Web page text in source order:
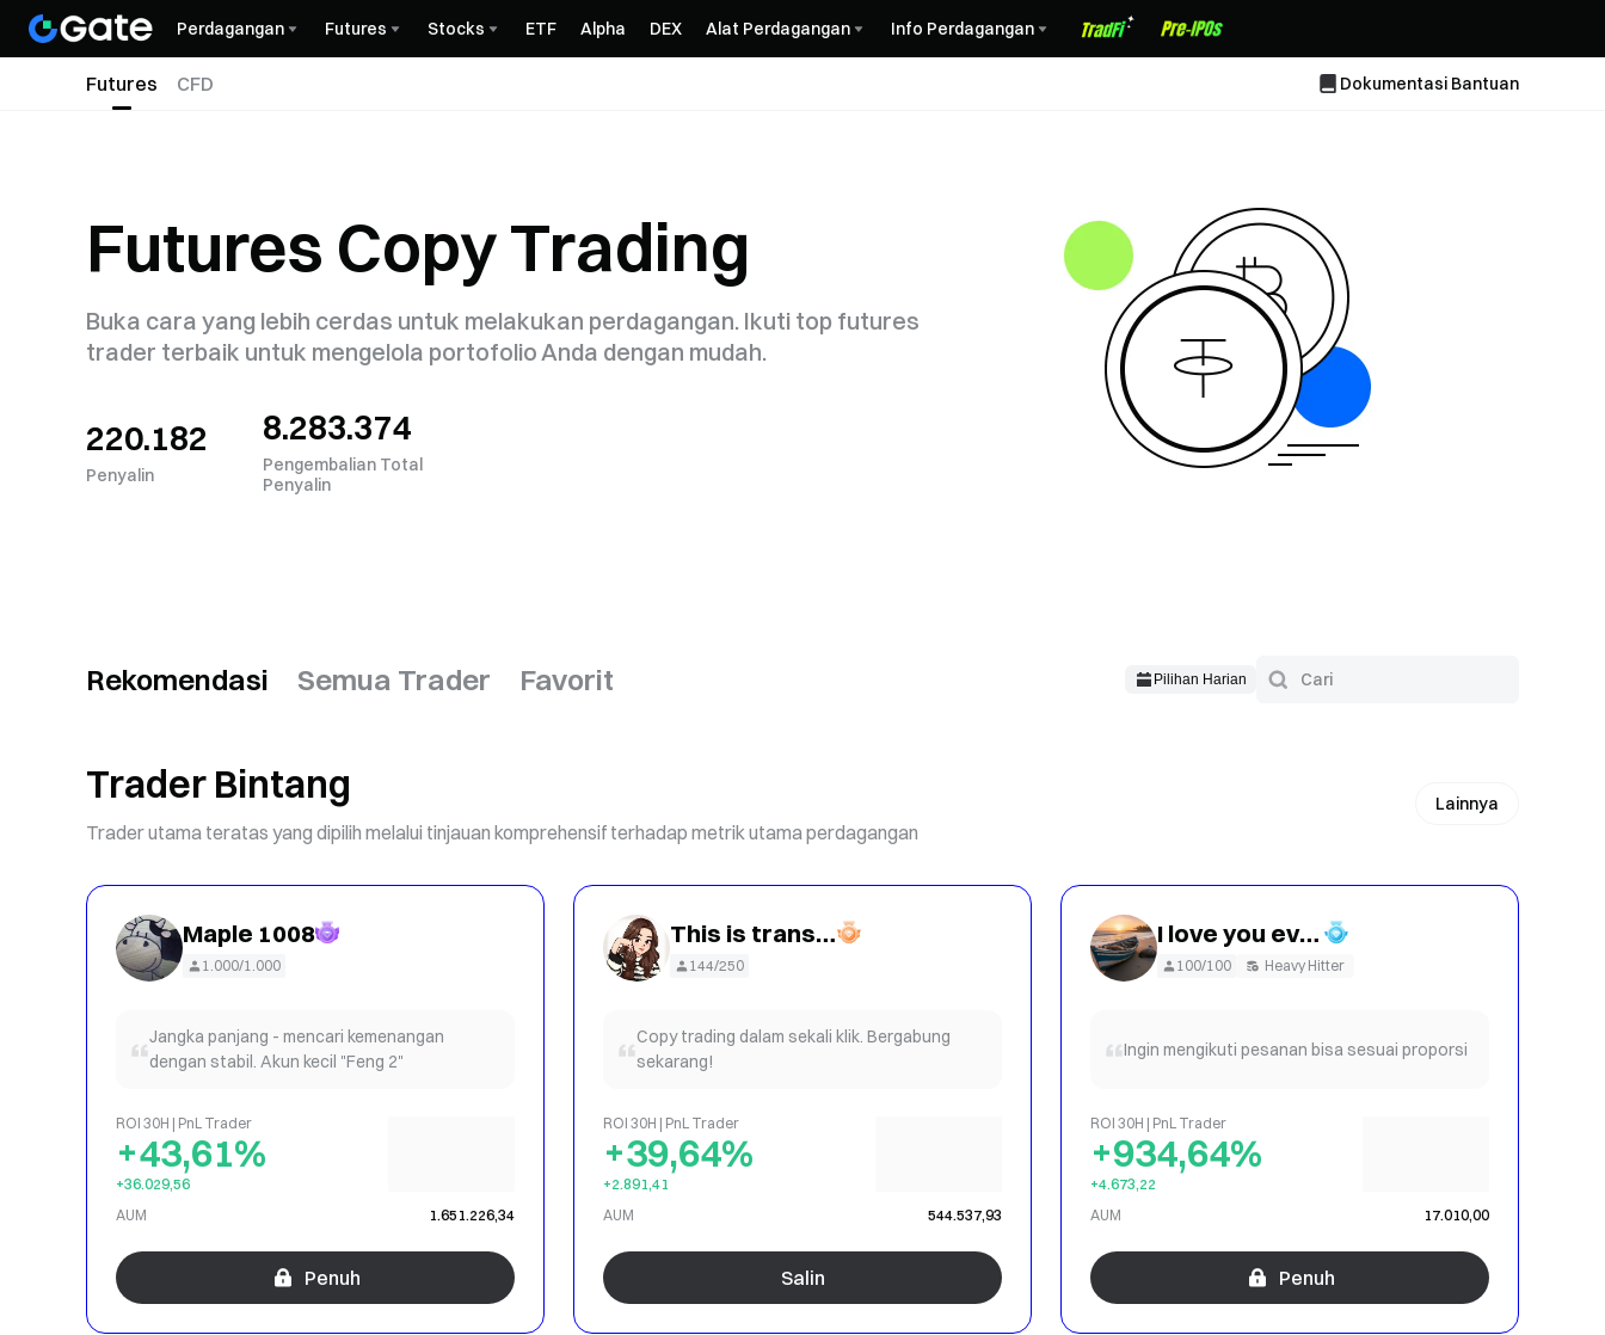
Perdagangan Futures Stocks ETF Alpha DEX Alat Perdagangan Info Perdagangan
Futures CFD Dokumentasi Bantuan
Futures Copy Trading
Buka cara yang lebih cerdas untuk melakukan perdagangan. Ikuti top futures
trader terbaik untuk mengelola portofolio Anda dengan mudah.
220.182
Penyalin
8.283.374
Pengembalian Total
Penyalin
Rekomendasi Semua Trader Favorit Pilihan Harian
Trader Bintang
Trader utama teratas yang dipilih melalui tinjauan komprehensif terhadap metrik utama perdagangan
Lainnya
Maple 1008
1.000/1.000
Jangka panjang - mencari kemenangan
dengan stabil. Akun kecil "Feng 2"
ROI 30H | PnL Trader
+43,61%
+36.029,56
AUM
1.651.226,34
Penuh
This is translate content : Very fierce and aggressive
144/250
Copy trading dalam sekali klik. Bergabung
sekarang!
ROI 30H | PnL Trader
+39,64%
+2.891,41
AUM
544.537,93
Salin
I love you every day 007
100/100 Heavy Hitter
Ingin mengikuti pesanan bisa sesuai proporsi
ROI 30H | PnL Trader
+934,64%
+4.673,22
AUM
17.010,00
Penuh